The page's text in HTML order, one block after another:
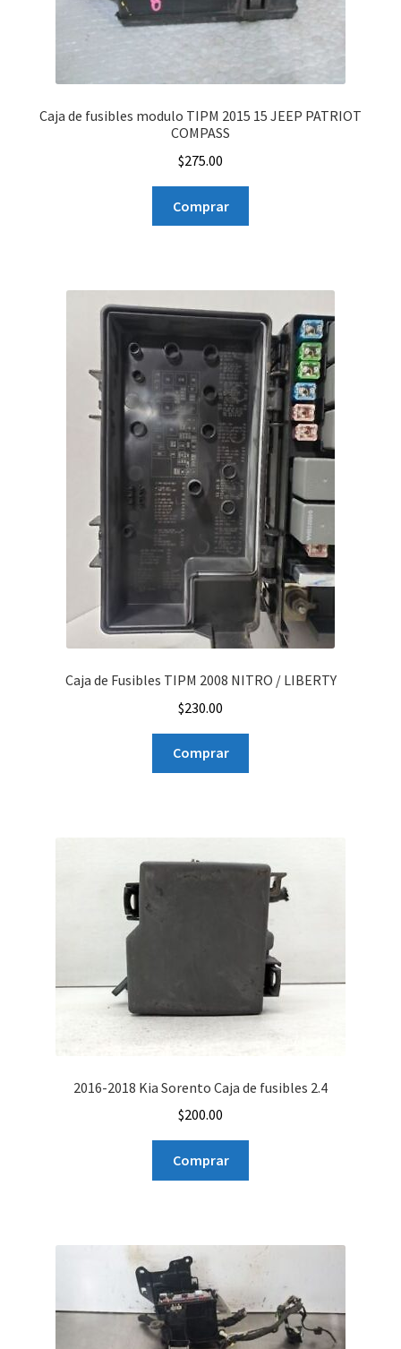
Caja de fusibles modulo TIPM 2015 15 JEEP PATRIOT
COMPASS
$275.00
Comprar
Caja de Fusibles TIPM 2008 NITRO / LIBERTY
$230.00
Comprar
2016-2018 Kia Sorento Caja de fusibles 2.4
$200.00
Comprar